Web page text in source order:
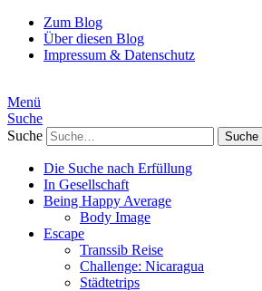
Zum Blog
Über diesen Blog
Impressum & Datenschutz
Menü
Suche
Suche
Die Suche nach Erfüllung
In Gesellschaft
Being Happy Average
Body Image
Escape
Transsib Reise
Challenge: Nicaragua
Städtetrips